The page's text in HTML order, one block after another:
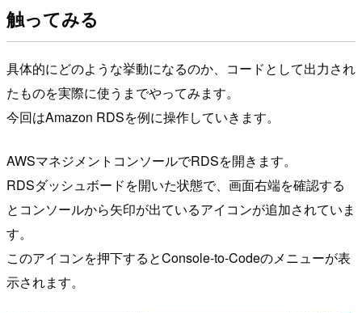
触ってみる
具体的にどのような挙動になるのか、コードとして出力され
たものを実際に使うまでやってみます。
今回はAmazon RDSを例に操作していきます。
AWSマネジメントコンソールでRDSを開きます。
RDSダッシュボードを開いた状態で、画面右端を確認する
とコンソールから矢印が出ているアイコンが追加されていま
す。
このアイコンを押下するとConsole-to-Codeのメニューが表
示されます。